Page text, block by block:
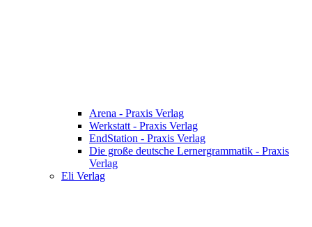
Arena - Praxis Verlag
Werkstatt - Praxis Verlag
EndStation - Praxis Verlag
Die große deutsche Lernergrammatik - Praxis
Verlag
Eli Verlag